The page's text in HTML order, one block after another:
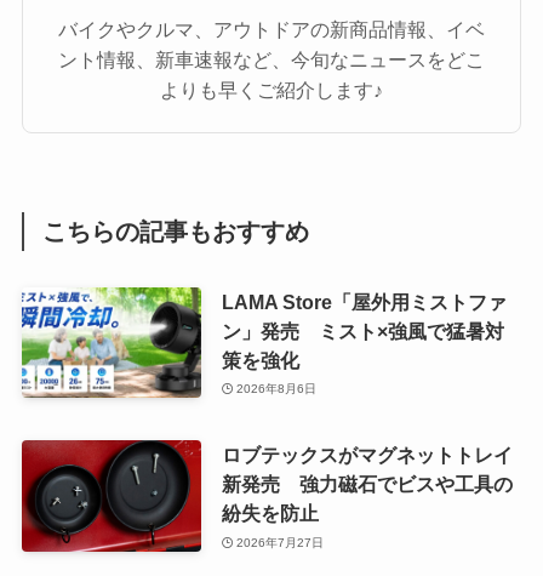
バイクやクルマ、アウトドアの新商品情報、イベ
ント情報、新車速報など、今旬なニュースをどこ
よりも早くご紹介します♪
こちらの記事もおすすめ
LAMA Store「屋外用ミストファ
ン」発売 ミスト×強風で猛暑対
策を強化
2026年8月6日
ロブテックスがマグネットトレイ
新発売 強力磁石でビスや工具の
紛失を防止
2026年7月27日